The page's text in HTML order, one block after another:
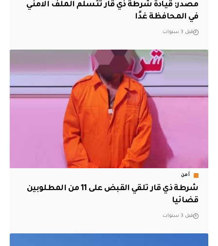
مصدر: قيادة شرطة ذي قار تتسلم الملف الامني
في المحافظة غدًا
قبل 3 سنوات
أمن
شرطة ذي قار تلقي القبض على 11 من المطلوبين
قضائيا
قبل 3 سنوات